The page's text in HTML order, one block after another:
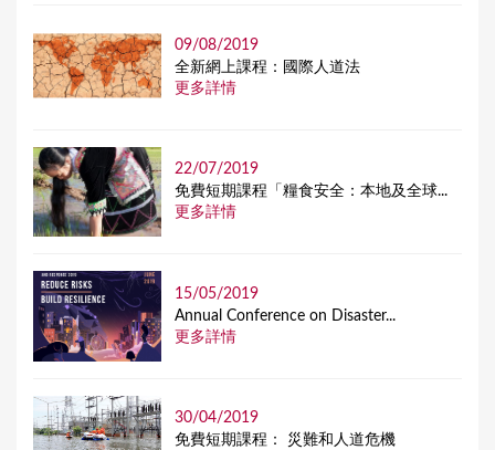
09/08/2019
全新網上課程：國際人道法
更多詳情
22/07/2019
免費短期課程「糧食安全：本地及全球...
更多詳情
15/05/2019
Annual Conference on Disaster...
更多詳情
30/04/2019
免費短期課程： 災難和人道危機